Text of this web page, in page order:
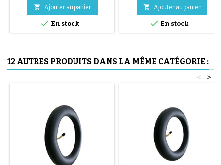
 Ajouter au panier
 En stock
acier ( gris ) Le montage du
uniquement à la main, cela évite
de percer la chambre à air.
 Ajouter au panier
 En stock
12 AUTRES PRODUITS DANS LA MÊME CATÉGORIE :
>
<